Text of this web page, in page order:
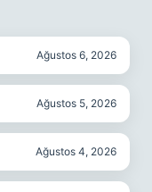
Ağustos 6, 2026
Ağustos 5, 2026
Ağustos 4, 2026